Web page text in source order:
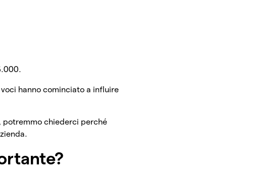
hanno cominciato a influire
potremmo chiederci perché